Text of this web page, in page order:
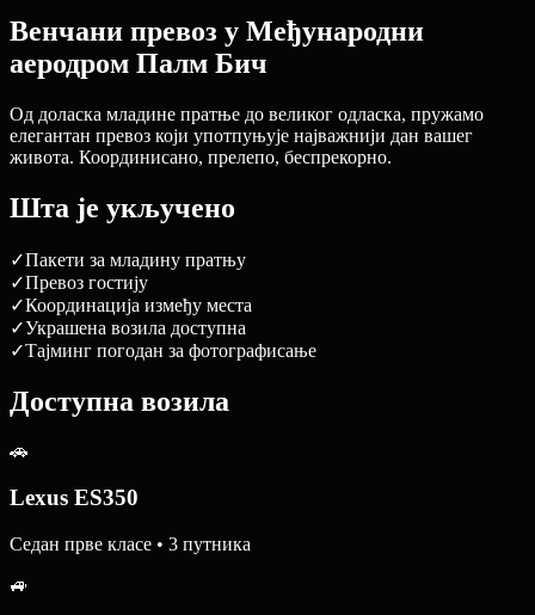
Венчани превоз у Међународни
аеродром Палм Бич
Од доласка младине пратње до великог одласка, пружамо
елегантан превоз који употпуњује најважнији дан вашег
живота. Координисано, прелепо, беспрекорно.
Шта је укључено
✓Пакети за младину пратњу
✓Превоз гостију
✓Координација између места
✓Украшена возила доступна
✓Тајминг погодан за фотографисање
Доступна возила
🚗
Lexus ES350
Седан прве класе • 3 путника
🚙